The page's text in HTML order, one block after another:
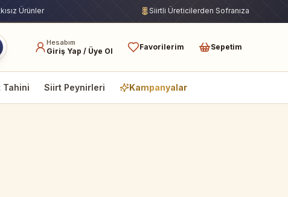
Ürünler Siirtli Üreticilerden Sofranıza
Hesabım
Giriş Yap / Üye Ol Favorilerim Sepetim
Tahini Siirt Peynirleri Kampanyalar